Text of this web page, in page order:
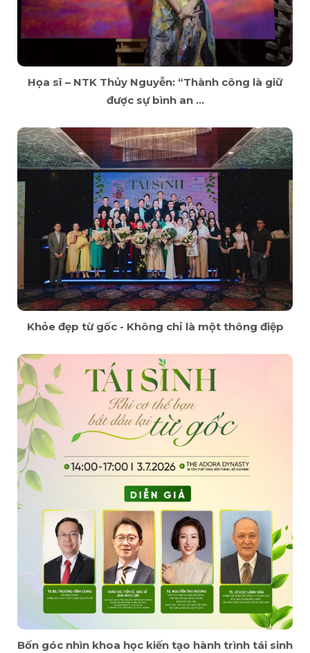
Họa sĩ – NTK Thủy Nguyễn: “Thành công là giữ
được sự bình an ...
Khỏe đẹp từ gốc - Không chỉ là một thông điệp
Bốn góc nhìn khoa học kiến tạo hành trình tái sinh